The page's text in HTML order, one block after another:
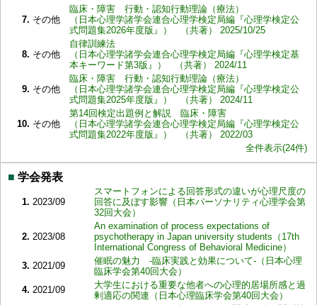
7. その他
臨床・障害 行動・認知行動理論（療法）
（日本心理学諸学会連合心理学検定局編『心理学検定公
式問題集2026年度版』） （共著） 2025/10/25
8. その他
自律訓練法
（日本心理学諸学会連合心理学検定局編『心理学検定基
本キーワード第3版』） （共著） 2024/11
9. その他
臨床・障害 行動・認知行動理論（療法）
（日本心理学諸学会連合心理学検定局編『心理学検定公
式問題集2025年度版』） （共著） 2024/11
10. その他
第14回検定出題例と解説 臨床・障害
（日本心理学諸学会連合心理学検定局編『心理学検定公
式問題集2022年度版』） （共著） 2022/03
全件表示(24件)
■ 学会発表
1. 2023/09
スマートフォンによる回答形式の違いが心理尺度の
回答に及ぼす影響（日本パーソナリティ心理学会第
32回大会）
2. 2023/08
An examination of process expectations of
psychotherapy in Japan university students（17th
International Congress of Behavioral Medicine）
3. 2021/09
催眠の魅力 -臨床実践と効果について-（日本心理
臨床学会第40回大会）
4. 2021/09
大学生における重要な他者への心理的居場所感と過
剰適応の関連（日本心理臨床学会第40回大会）